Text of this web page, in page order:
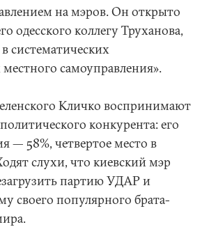
на мэров. Он открыто
одесского коллегу Труханова,
систематических
самоуправления».
Кличко воспринимают
конкурента: его
— 58%, четвертое место в
слухи, что киевский мэр
партию УДАР и
своего популярного брата-